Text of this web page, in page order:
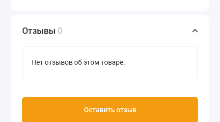
Отзывы 0
Нет отзывов об этом товаре.
Оставить отзыв